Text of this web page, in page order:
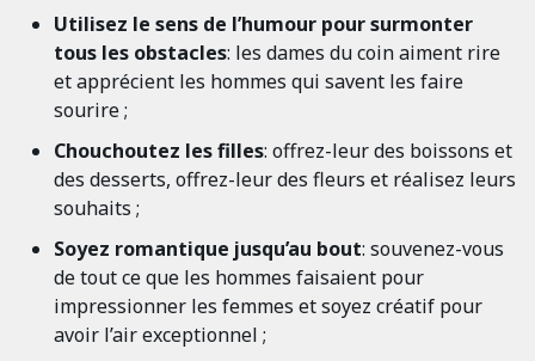
Utilisez le sens de l’humour pour surmonter
tous les obstacles: les dames du coin aiment rire
et apprécient les hommes qui savent les faire
sourire ;
Chouchoutez les filles: offrez-leur des boissons et
des desserts, offrez-leur des fleurs et réalisez leurs
souhaits ;
Soyez romantique jusqu’au bout: souvenez-vous
de tout ce que les hommes faisaient pour
impressionner les femmes et soyez créatif pour
avoir l’air exceptionnel ;